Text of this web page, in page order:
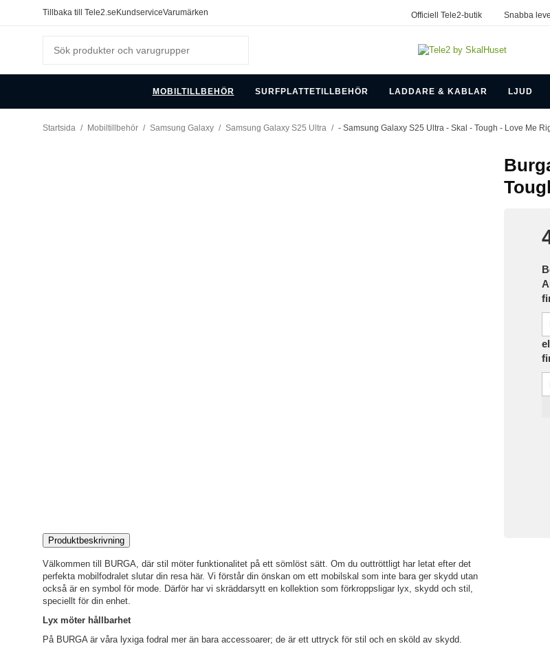
Tillbaka till Tele2.se KundserviceVarumärken Officiell Tele2-butik Snabba
MOBILTILLBEHÖR SURFPLATTETILLBEHÖR LADDARE & KABLAR LJUD
Startsida / Mobiltillbehör / Samsung Galaxy / Samsung Galaxy S25 Ultra / - Samsung Galaxy S25 Ultra - Skal - Tough - Love Me
Produktbeskrivning
Välkommen till BURGA, där stil möter funktionalitet på ett sömlöst sätt. Om du outtröttligt har letat efter det
perfekta mobilfodralet slutar din resa här. Vi förstår din önskan om ett mobilskal som inte bara ger skydd utan
också är en symbol för mode. Därför har vi skräddarsytt en kollektion som förkroppsligar lyx, skydd och stil,
speciellt för din enhet.
Lyx möter hållbarhet
På BURGA är våra lyxiga fodral mer än bara accessoarer; de är ett uttryck för stil och en sköld av skydd.